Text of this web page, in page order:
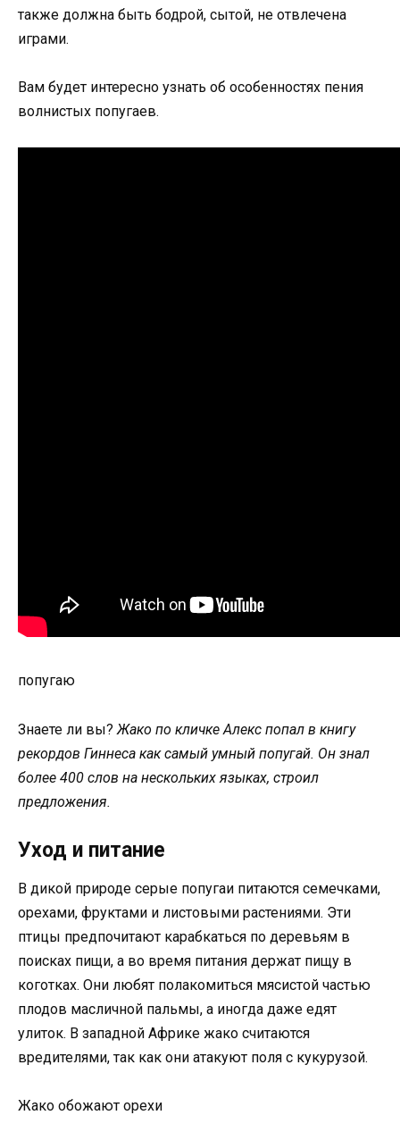
также должна быть бодрой, сытой, не отвлечена
играми.
Вам будет интересно узнать об особенностях пения
волнистых попугаев.
попугаю
Знаете ли вы? Жако по кличке Алекс попал в книгу
рекордов Гиннеса как самый умный попугай. Он знал
более 400 слов на нескольких языках, строил
предложения.
Уход и питание
В дикой природе серые попугаи питаются семечками,
орехами, фруктами и листовыми растениями. Эти
птицы предпочитают карабкаться по деревьям в
поисках пищи, а во время питания держат пищу в
коготках. Они любят полакомиться мясистой частью
плодов масличной пальмы, а иногда даже едят
улиток. В западной Африке жако считаются
вредителями, так как они атакуют поля с кукурузой.
Жако обожают орехи